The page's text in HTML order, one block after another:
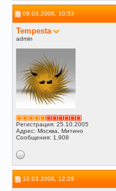
09.03.2006, 10:53
Tempesta
admin
Регистрация: 25.10.2005
Адрес: Москва, Митино
Сообщения: 1,908
10.03.2006, 12:28